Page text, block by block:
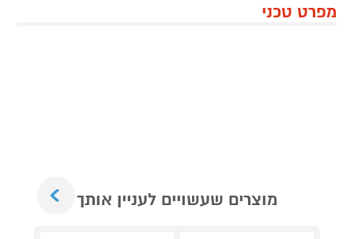
מפרט טכני
מוצרים שעשויים לעניין אותך